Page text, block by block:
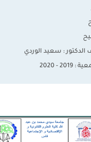
: سعيد الوردي
- 2020